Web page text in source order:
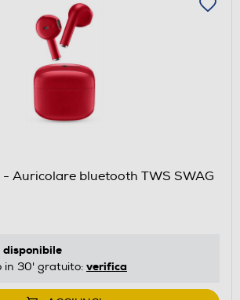
- Auricolare bluetooth TWS SWAG
disponibile
in 30' gratuito: verifica